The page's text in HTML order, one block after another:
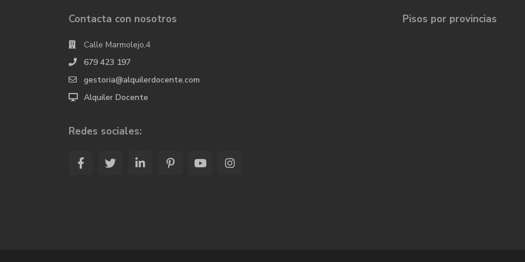
Contacta con nosotros
Calle Marmolejo,4
679 423 197
gestoria@alquilerdocente.com
Alquiler Docente
Redes sociales:
Pisos por provincias